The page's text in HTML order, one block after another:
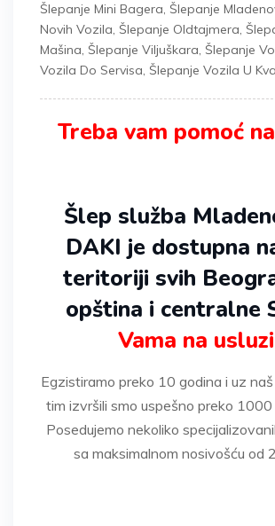
Šlepanje Mini Bagera, Šlepanje
Novih Vozila, Šlepanje Oldtajmera,
Mašina, Šlepanje Viljuškara, Šlepanje
Vozila Do Servisa, Šlepanje Vozila U
Treba vam pomoć
Šlep služba
DAKI je dostupna
teritoriji svih
opština i centralne
Vama na
Egzistiramo preko 10 godina i uz
tim izvršili smo uspešno preko
Posedujemo nekoliko
sa maksimalnom nosivošću od